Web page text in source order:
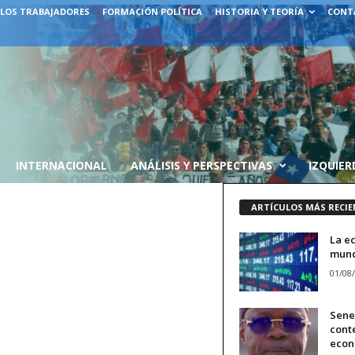
TRABAJADORES FORMACIÓN POLÍTICA HISTORIA Y TEORÍA
INTERNACIONAL ANÁLISIS Y PERSPECTIVAS
ARTÍCULOS MÁS
La
01/